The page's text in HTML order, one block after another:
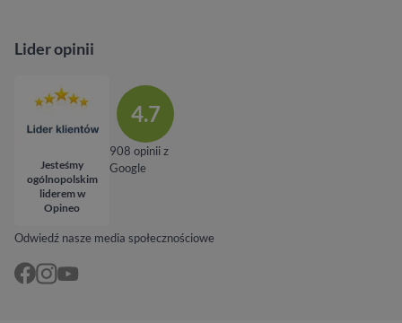
Odwiedź nasze media społecznościowe
Lider opinii
Jesteśmy
ogólnopolskim
liderem w
Opineo
4.7
908 opinii z
Google